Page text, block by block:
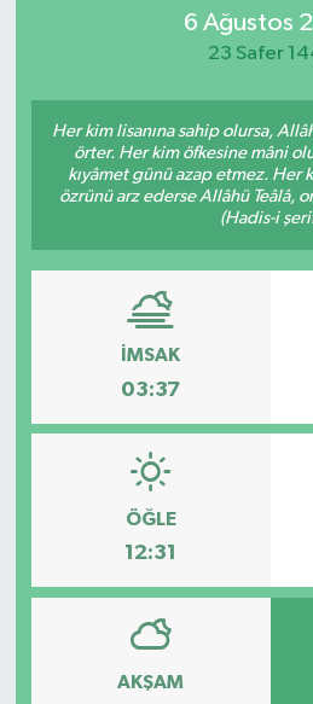
6 Ağustos
23 Safer
Her kim lisanına sahip olursa,
örter. Her kim öfkesine mâni
kıyâmet günü azap etmez. Her
özrünü arz ederse Allâhü Teâlâ,
(Hadis-i
İMSAK
03:37
ÖĞLE
12:31
AKŞAM